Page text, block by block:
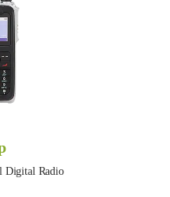
Digital Radio